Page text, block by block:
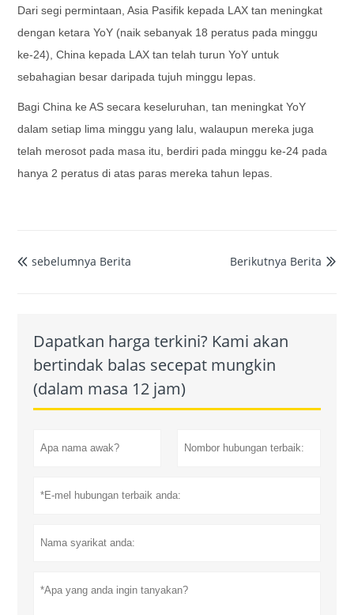
Dari segi permintaan, Asia Pasifik kepada LAX tan meningkat
dengan ketara YoY (naik sebanyak 18 peratus pada minggu
ke-24), China kepada LAX tan telah turun YoY untuk
sebahagian besar daripada tujuh minggu lepas.
Bagi China ke AS secara keseluruhan, tan meningkat YoY
dalam setiap lima minggu yang lalu, walaupun mereka juga
telah merosot pada masa itu, berdiri pada minggu ke-24 pada
hanya 2 peratus di atas paras mereka tahun lepas.
 sebelumnya Berita 
Berikutnya Berita
Dapatkan harga terkini? Kami akan
bertindak balas secepat mungkin
(dalam masa 12 jam)